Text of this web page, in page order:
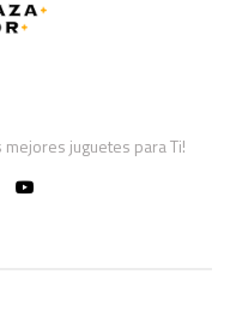
juguetes para Ti!